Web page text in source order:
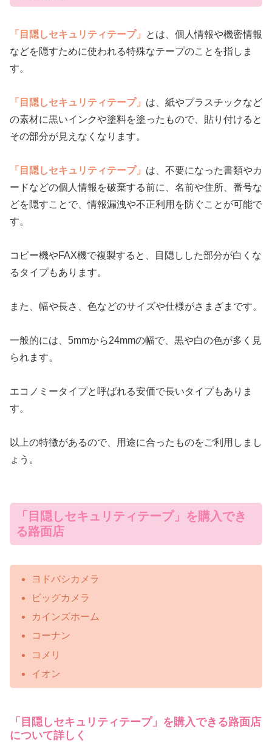
「目隠しセキュリティテープ」
とは、個人情報や機密情報
などを隠すために使われる特殊なテープのことを指しま
す。
「目隠しセキュリティテープ」 は、紙やプラスチックなど
の素材に黒いインクや塗料を塗ったもので、貼り付けると
その部分が見えなくなります。
「目隠しセキュリティテープ」 は、不要になった書類やカ
ードなどの個人情報を破棄する前に、名前や住所、番号な
どを隠すことで、情報漏洩や不正利用を防ぐことが可能で
す。
コピー機やFAX機で複製すると、目隠しした部分が白くな
るタイプもあります。
また、幅や長さ、色などのサイズや仕様がさまざまです。
一般的には、5mmから24mmの幅で、黒や白の色が多く見
られます。
エコノミータイプと呼ばれる安価で長いタイプもありま
す。
以上の特徴があるので、用途に合ったものをご利用しまし
ょう。
「目隠しセキュリティテープ」を購入でき
る路面店
ヨドバシカメラ
ビッグカメラ
カインズホーム
コーナン
コメリ
イオン
「目隠しセキュリティテープ」を購入できる路面店
について詳しく